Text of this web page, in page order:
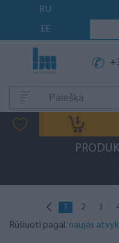
RU
EE
1 2 3
Rūšiuoti pagal: naujas